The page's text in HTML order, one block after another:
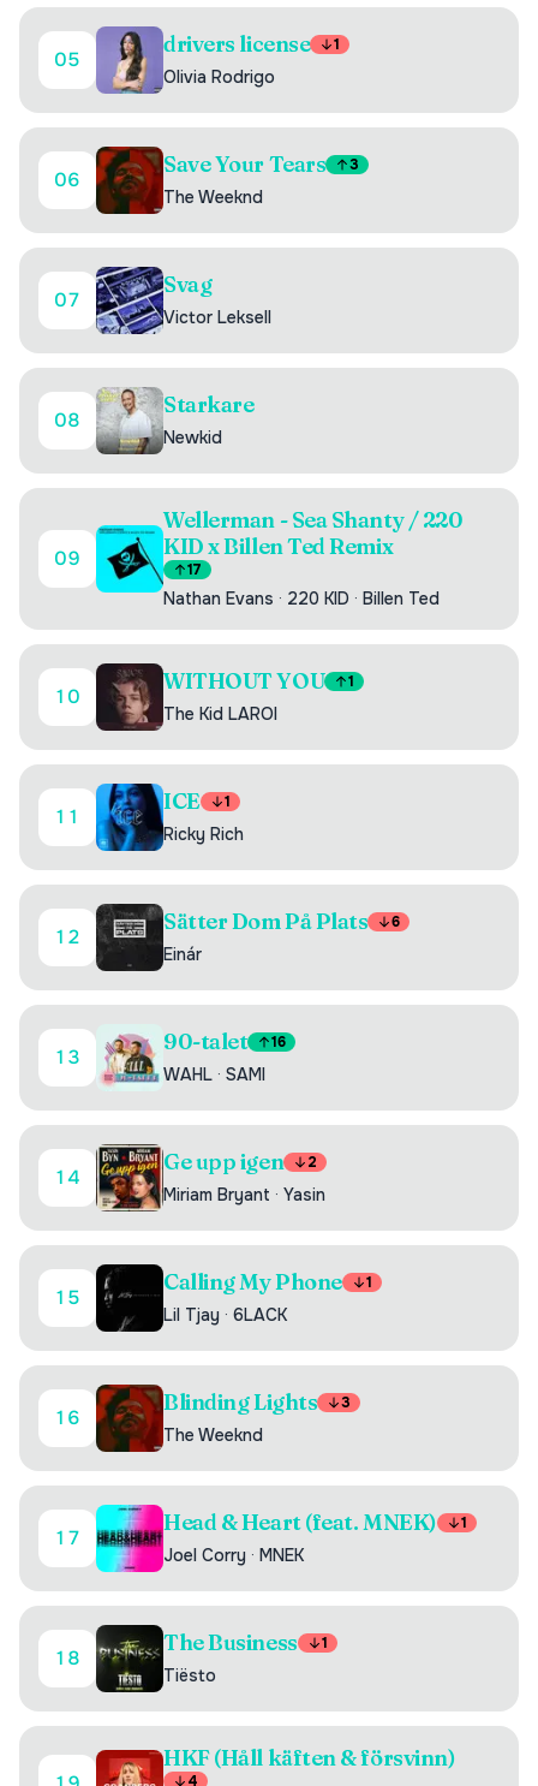
05
drivers license 1
Olivia Rodrigo
06
Save Your Tears 3
The Weeknd
07
Svag
Victor Leksell
08
Starkare
Newkid
09
Wellerman - Sea Shanty / 220
KID x Billen Ted Remix
17
Nathan Evans · 220 KID · Billen Ted
10
WITHOUT YOU 1
The Kid LAROI
11
ICE 1
Ricky Rich
12
Sätter Dom På Plats 6
Einár
13
90-talet 16
WAHL · SAMI
14
Ge upp igen 2
Miriam Bryant · Yasin
15
Calling My Phone 1
Lil Tjay · 6LACK
16
Blinding Lights 3
The Weeknd
17
Head & Heart (feat. MNEK) 1
Joel Corry · MNEK
18
The Business 1
Tiësto
HKF (Håll käften & försvinn)
4